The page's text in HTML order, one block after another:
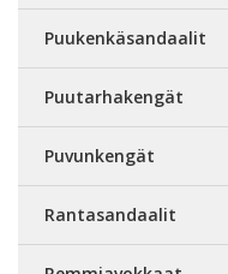
Puukenkäsandaalit
Puutarhakengät
Puvunkengät
Rantasandaalit